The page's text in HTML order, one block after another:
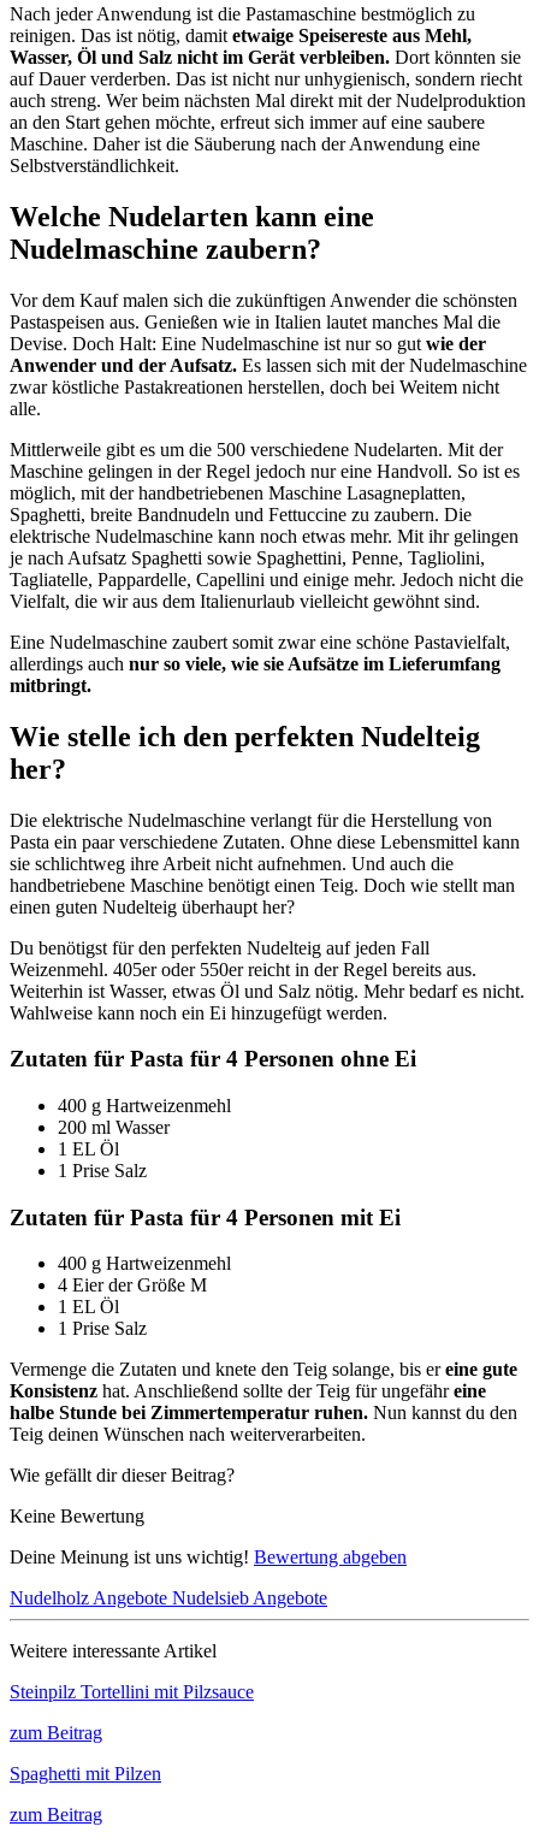
Nach jeder Anwendung ist die Pastamaschine bestmöglich zu
reinigen. Das ist nötig, damit etwaige Speisereste aus Mehl,
Wasser, Öl und Salz nicht im Gerät verbleiben. Dort könnten sie
auf Dauer verderben. Das ist nicht nur unhygienisch, sondern riecht
auch streng. Wer beim nächsten Mal direkt mit der Nudelproduktion
an den Start gehen möchte, erfreut sich immer auf eine saubere
Maschine. Daher ist die Säuberung nach der Anwendung eine
Selbstverständlichkeit.
Welche Nudelarten kann eine
Nudelmaschine zaubern?
Vor dem Kauf malen sich die zukünftigen Anwender die schönsten
Pastaspeisen aus. Genießen wie in Italien lautet manches Mal die
Devise. Doch Halt: Eine Nudelmaschine ist nur so gut wie der
Anwender und der Aufsatz. Es lassen sich mit der Nudelmaschine
zwar köstliche Pastakreationen herstellen, doch bei Weitem nicht
alle.
Mittlerweile gibt es um die 500 verschiedene Nudelarten. Mit der
Maschine gelingen in der Regel jedoch nur eine Handvoll. So ist es
möglich, mit der handbetriebenen Maschine Lasagneplatten,
Spaghetti, breite Bandnudeln und Fettuccine zu zaubern. Die
elektrische Nudelmaschine kann noch etwas mehr. Mit ihr gelingen
je nach Aufsatz Spaghetti sowie Spaghettini, Penne, Tagliolini,
Tagliatelle, Pappardelle, Capellini und einige mehr. Jedoch nicht die
Vielfalt, die wir aus dem Italienurlaub vielleicht gewöhnt sind.
Eine Nudelmaschine zaubert somit zwar eine schöne Pastavielfalt,
allerdings auch nur so viele, wie sie Aufsätze im Lieferumfang
mitbringt.
Wie stelle ich den perfekten Nudelteig
her?
Die elektrische Nudelmaschine verlangt für die Herstellung von
Pasta ein paar verschiedene Zutaten. Ohne diese Lebensmittel kann
sie schlichtweg ihre Arbeit nicht aufnehmen. Und auch die
handbetriebene Maschine benötigt einen Teig. Doch wie stellt man
einen guten Nudelteig überhaupt her?
Du benötigst für den perfekten Nudelteig auf jeden Fall
Weizenmehl. 405er oder 550er reicht in der Regel bereits aus.
Weiterhin ist Wasser, etwas Öl und Salz nötig. Mehr bedarf es nicht.
Wahlweise kann noch ein Ei hinzugefügt werden.
Zutaten für Pasta für 4 Personen ohne Ei
400 g Hartweizenmehl
200 ml Wasser
1 EL Öl
1 Prise Salz
Zutaten für Pasta für 4 Personen mit Ei
400 g Hartweizenmehl
4 Eier der Größe M
1 EL Öl
1 Prise Salz
Vermenge die Zutaten und knete den Teig solange, bis ereine gute
Konsistenz hat. Anschließend sollte der Teig für ungefähreine
halbe Stunde bei Zimmertemperatur ruhen. Nun kannst du den
Teig deinen Wünschen nach weiterverarbeiten.
Wie gefällt dir dieser Beitrag?
Keine Bewertung
Deine Meinung ist uns wichtig! Bewertung abgeben
Nudelholz Angebote Nudelsieb Angebote
Weitere interessante Artikel
Steinpilz Tortellini mit Pilzsauce
zum Beitrag
Spaghetti mit Pilzen
zum Beitrag